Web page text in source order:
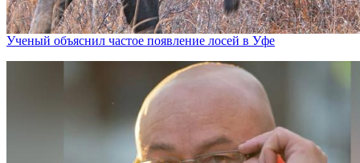
Ученый объяснил частое появление лосей в Уфе